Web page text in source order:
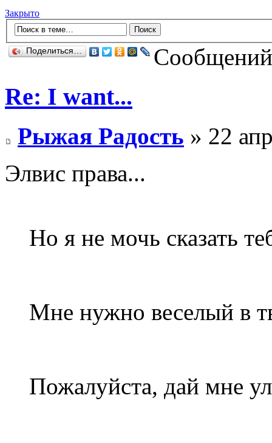
Закрыто
Поделиться…
Re: I want...
Рыжая Радость » 22
Элвис права...
Но я не мочь сказать
Мне нужно веселый в
Пожалуйста, дай мне